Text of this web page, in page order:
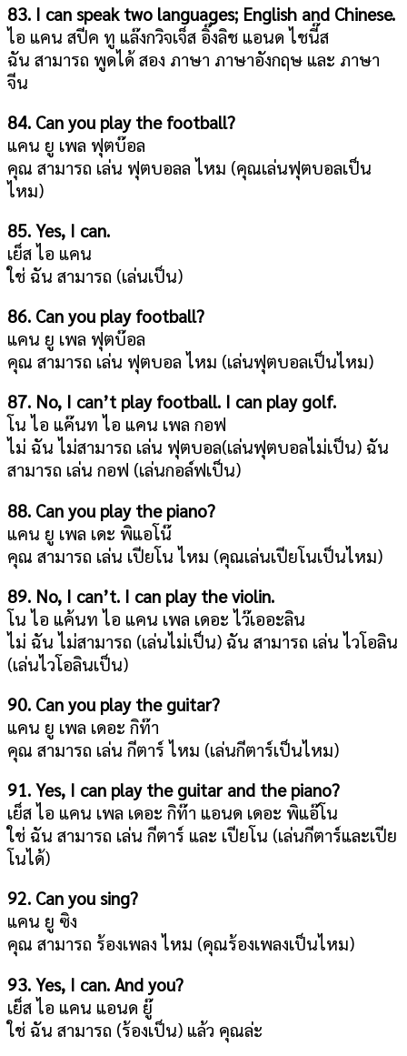
83. I can speak two languages; English and Chinese.
ไอ แคน สปีค ทู แล๊งกวิจเจ็ส อิ๊งลิช แอนด ไชนี๊ส
ฉัน สามารถ พูดได้ สอง ภาษา ภาษาอังกฤษ และ ภาษา
จีน
84. Can you play the football?
แคน ยู เพล ฟุตบ๊อล
คุณ สามารถ เล่น ฟุตบอลล ไหม (คุณเล่นฟุตบอลเป็น
ไหม)
85. Yes, I can.
เย็ส ไอ แคน
ใช่ ฉัน สามารถ (เล่นเป็น)
86. Can you play football?
แคน ยู เพล ฟุตบ๊อล
คุณ สามารถ เล่น ฟุตบอล ไหม (เล่นฟุตบอลเป็นไหม)
87. No, I can’t play football. I can play golf.
โน ไอ แค๊นท ไอ แคน เพล กอฟ
ไม่ ฉัน ไม่สามารถ เล่น ฟุตบอล(เล่นฟุตบอลไม่เป็น) ฉัน
สามารถ เล่น กอฟ (เล่นกอล์ฟเป็น)
88. Can you play the piano?
แคน ยู เพล เดะ พิแอโน๊
คุณ สามารถ เล่น เปียโน ไหม (คุณเล่นเปียโนเป็นไหม)
89. No, I can’t. I can play the violin.
โน ไอ แค้นท ไอ แคน เพล เดอะ ไว๊เออะลิน
ไม่ ฉัน ไม่สามารถ (เล่นไม่เป็น) ฉัน สามารถ เล่น ไวโอลิน
(เล่นไวโอลินเป็น)
90. Can you play the guitar?
แคน ยู เพล เดอะ กิท๊า
คุณ สามารถ เล่น กีตาร์ ไหม (เล่นกีตาร์เป็นไหม)
91. Yes, I can play the guitar and the piano?
เย็ส ไอ แคน เพล เดอะ กิท๊า แอนด เดอะ พิแอ๊โน
ใช่ ฉัน สามารถ เล่น กีตาร์ และ เปียโน (เล่นกีตาร์และเปีย
โนได้)
92. Can you sing?
แคน ยู ซิง
คุณ สามารถ ร้องเพลง ไหม (คุณร้องเพลงเป็นไหม)
93. Yes, I can. And you?
เย็ส ไอ แคน แอนด ยู๊
ใช่ ฉัน สามารถ (ร้องเป็น) แล้ว คุณล่ะ